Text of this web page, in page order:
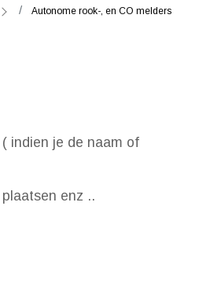
Autonome rook-, en CO melders
indien je de naam of
enz ..